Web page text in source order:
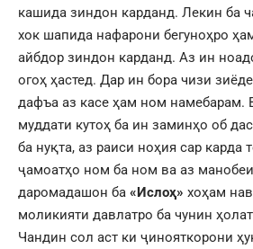
кашида зиндон карданд. Лекин ба
хок шапида нафарони бегуноҳро
айбдор зиндон карданд. Аз ин
огоҳ ҳастед. Дар ин бора чизи
дафъа аз касе ҳам ном намебарам.
муддати кутоҳ ба ин заминҳо об
ба нуқта, аз раиси ноҳия сар карда
ҷамоатҳо ном ба ном ва аз
даромадашон ба «Ислоҳ» хоҳам
моликияти давлатро ба чунин
Чандин сол аст ки ҷинояткорони